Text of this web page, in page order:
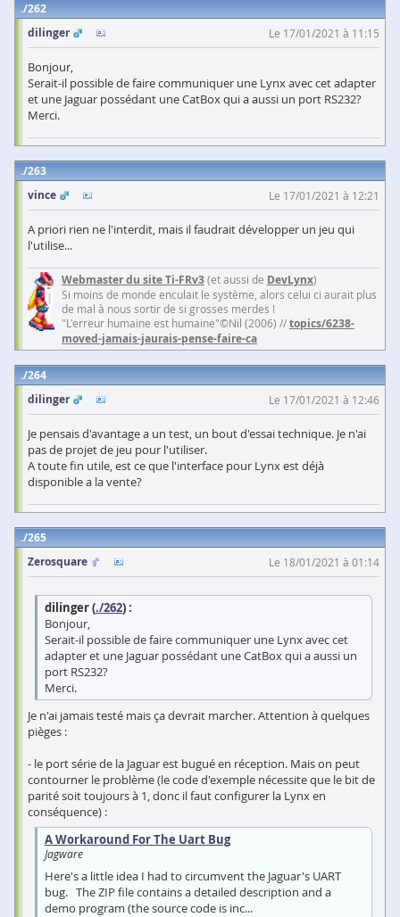
262
dilinger
Le 17/01/2021 à 11:15
Bonjour,
Serait-il possible de faire communiquer une Lynx avec cet adapter
et une Jaguar possédant une CatBox qui a aussi un port RS232?
Merci.
263
vince
Le 17/01/2021 à 12:21
A priori rien ne l'interdit, mais il faudrait développer un jeu qui
l'utilise...
Webmaster du site Ti-FRv3(et aussi de DevLynx)
Si moins de monde enculait le système, alors celui ci aurait plus
de mal à nous sortir de si grosses merdes !
"L'erreur humaine est humaine"©Nil (2006) //topics/6238-
moved-jamais-jaurais-pense-faire-ca
264
dilinger
Le 17/01/2021 à 12:46
Je pensais d'avantage a un test, un bout d'essai technique. Je n'ai
pas de projet de jeu pour l'utiliser.
A toute fin utile, est ce que l'interface pour Lynx est déjà
disponible a la vente?
265
Zerosquare
Le 18/01/2021 à 01:14
dilinger (./262) :
Bonjour,
Serait-il possible de faire communiquer une Lynx avec cet
adapter et une Jaguar possédant une CatBox qui a aussi un
port RS232?
Merci.
Je n'ai jamais testé mais ça devrait marcher. Attention à quelques
pièges :
- le port série de la Jaguar est bugué en réception. Mais on peut
contourner le problème (le code d'exemple nécessite que le bit de
parité soit toujours à 1, donc il faut configurer la Lynx en
conséquence) :
A Workaround For The Uart Bug
Jagware
Here's a little idea I had to circumvent the Jaguar's UART
bug. The ZIP file contains a detailed description and a
demo program (the source code is inc...